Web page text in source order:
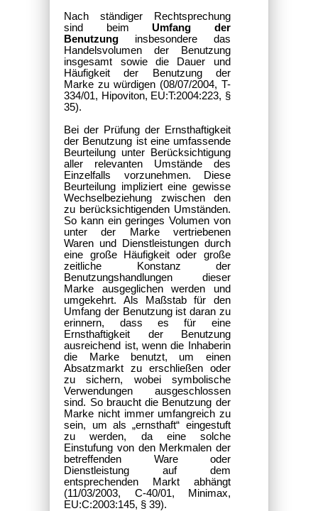
Nach ständiger Rechtsprechung
sind beimUmfang der
Benutzung insbesondere das
Handelsvolumen der Benutzung
insgesamt sowie die Dauer und
Häufigkeit der Benutzung der
Marke zu würdigen (08/07/2004, T-
334/01, Hipoviton, EU:T:2004:223, §
35).
Bei der Prüfung der Ernsthaftigkeit
der Benutzung ist eine umfassende
Beurteilung unter Berücksichtigung
aller relevanten Umstände des
Einzelfalls vorzunehmen. Diese
Beurteilung impliziert eine gewisse
Wechselbeziehung zwischen den
zu berücksichtigenden Umständen.
So kann ein geringes Volumen von
unter der Marke vertriebenen
Waren und Dienstleistungen durch
eine große Häufigkeit oder große
zeitliche Konstanz der
Benutzungshandlungen dieser
Marke ausgeglichen werden und
umgekehrt. Als Maßstab für den
Umfang der Benutzung ist daran zu
erinnern, dass es für eine
Ernsthaftigkeit der Benutzung
ausreichend ist, wenn die Inhaberin
die Marke benutzt, um einen
Absatzmarkt zu erschließen oder
zu sichern, wobei symbolische
Verwendungen ausgeschlossen
sind. So braucht die Benutzung der
Marke nicht immer umfangreich zu
sein, um als „ernsthaft“ eingestuft
zu werden, da eine solche
Einstufung von den Merkmalen der
betreffenden Ware oder
Dienstleistung auf dem
entsprechenden Markt abhängt
(11/03/2003, C-40/01, Minimax,
EU:C:2003:145, § 39).